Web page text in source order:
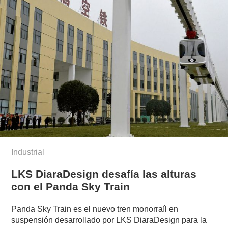
Industrial
LKS DiaraDesign desafía las alturas
con el Panda Sky Train
Panda Sky Train es el nuevo tren monorraíl en
suspensión desarrollado por LKS DiaraDesign para la